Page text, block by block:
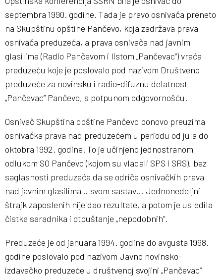
septembra 1990. godine. Tada je pravo osnivača preneto
na Skupštinu opštine Pančevo, koja zadržava prava
osnivača preduzeća, a prava osnivača nad javnim
glasilima (Radio Pančevom i listom „Pančevac”) vraća
preduzeću koje je poslovalo pod nazivom Društveno
preduzeće za novinsku i radio-difuznu delatnost
„Pančevac” Pančevo, s potpunom odgovornošću.
Osnivač Skupština opštine Pančevo ponovo preuzima
osnivačka prava nad preduzećem u periodu od jula do
oktobra 1992. godine. To je učinjeno jednostranom
odlukom SO Pančevo (kojom su vladali SPS i SRS), bez
saglasnosti preduzeća da se odriče osnivačkih prava
nad javnim glasilima u svom sastavu. Jednonedeljni
štrajk zaposlenih nije dao rezultate, a potom je usledila
čistka saradnika i otpuštanje „nepodobnih”.
Preduzeće je od januara 1994. godine do avgusta 1998.
godine poslovalo pod nazivom Javno novinsko-
izdavačko preduzeće u društvenoj svojini „Pančevac”